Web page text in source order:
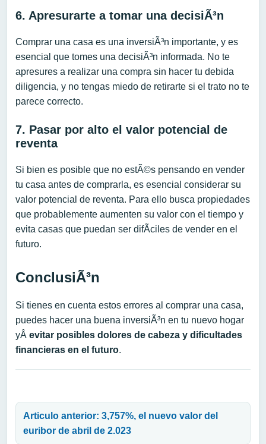
6. Apresurarte a tomar una decisiÃ³n
Comprar una casa es una inversiÃ³n importante, y es
esencial que tomes una decisiÃ³n informada. No te
apresures a realizar una compra sin hacer tu debida
diligencia, y no tengas miedo de retirarte si el trato no te
parece correcto.
7. Pasar por alto el valor potencial de
reventa
Si bien es posible que no estÃ©s pensando en vender
tu casa antes de comprarla, es esencial considerar su
valor potencial de reventa. Para ello busca propiedades
que probablemente aumenten su valor con el tiempo y
evita casas que puedan ser difÃ­ciles de vender en el
futuro.
ConclusiÃ³n
Si tienes en cuenta estos errores al comprar una casa,
puedes hacer una buena inversiÃ³n en tu nuevo hogar
yÂ evitar posibles dolores de cabeza y dificultades
financieras en el futuro.
Articulo anterior: 3,757%, el nuevo valor del
euribor de abril de 2.023